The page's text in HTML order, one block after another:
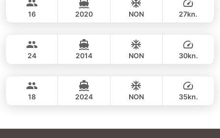
CUSTOM BUILD 40FT
16 2020 NON 27kn.
CUSTOM BUILD 38FT
24 2014 NON 30kn.
SEAT BOAT 39FT
18 2024 NON 35kn.